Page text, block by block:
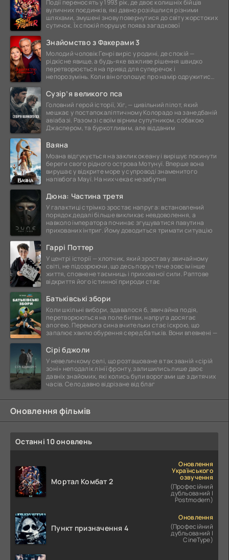
Події переносять у 1993 рік, де двоє колишніх бійців
вуличних поєдинків, які давно розійшлися різними
шляхами, змушені знову повернутися до світу жорстоких
сутичок. Їх спокій порушує поява загадкової
Знайомство з Факерами 3
Молодий чоловік Генрі виріс у родині, де спокій —
рідкісне явище, а будь-яке важливе рішення швидко
перетворюється на привід для суперечок і
непорозумінь. Коли він оголошує про намір одружитися,
Сузір’я великого пса
Головний герой історії, Хіг, — цивільний пілот, який
мешкає у постапокаліптичному Колорадо на занедбаній
авіабазі. Разом зі своїм вірним супутником, собакою
Джаспером, та буркотливим, але відданим
Ваяна
Моана відгукується на заклик океану і вирішує покинути
береги свого рідного острова Мотунуї. Вперше вона
вирушає у відкрите море у супроводі знаменитого
напівбога Мауї. На них чекає незабутня
Дюна: Частина третя
У галактиці стрімко зростає напруга: встановлений
порядок дедалі більше викликає невдоволення, а
навколо імператора починає згущуватися павутина
прихованих інтриг. Йому доводиться тримати ситуацію
Гаррі Поттер
У центрі історії — хлопчик, який зростав у звичайному
світі, не підозрюючи, що десь поруч тече зовсім інше
життя, сповнене таємниць і прихованої сили. Раптове
відкриття його істинної природи стає
Батьківські збори
Коли шкільні вибори, здавалося б, звичайна подія,
перетворюються на поле битви, напруга досягає
апогею. Перемога сина вчительки стає іскрою, що
запалює хвилю обурення серед батьків. Вони впевнені —
Сірі бджоли
У невеличкому селі, що розташоване в так званій «сірій
зоні» неподалік лінії фронту, залишились лише двоє
давніх знайомих, які колись були ворогами ще з дитячих
часів. Село давно відрізане від благ
Оновлення фільмів
Останні 10 оновлень
Мортал Комбат 2
Оновлення
Українського
озвучення
(Професійний
дубльований |
Postmodern)
Пункт призначення 4
Оновлення
(Професійний
дубльований |
CineType)